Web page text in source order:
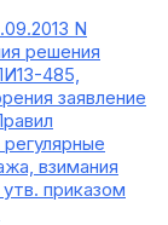
N
решения
485,
заявление
взимания
приказом